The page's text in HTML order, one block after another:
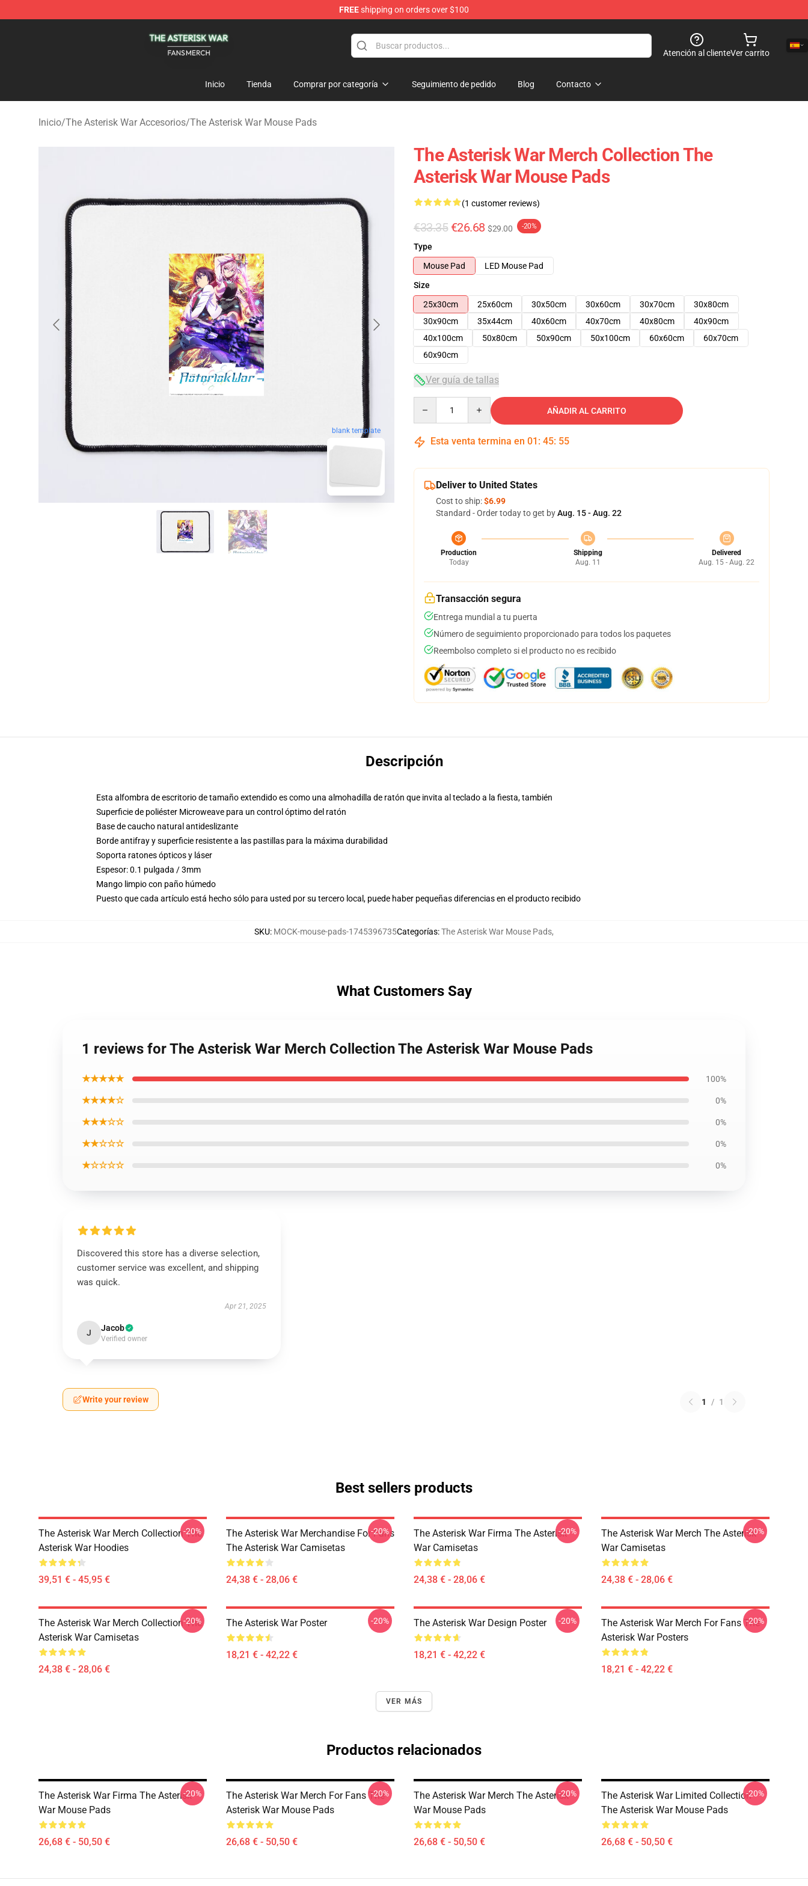
FREEshipping on orders over $100
Atención al clienteVer carrito
Inicio Tienda Comprar por categoría Seguimiento de pedido Blog Contacto
Inicio/The Asterisk War Accesorios/The Asterisk War Mouse Pads
blank template
The Asterisk War Merch Collection The
Asterisk War Mouse Pads
(1 customer reviews)
€33.35 €26.68 $29.00 -20%
Type
Mouse Pad
LED Mouse Pad
Size
25x30cm
25x60cm 30x50cm 30x60cm 30x70cm
30x80cm
30x90cm
35x44cm 40x60cm 40x70cm 40x80cm
40x90cm
40x100cm
50x80cm 50x90cm 50x100cm 60x60cm
60x70cm
60x90cm
Ver guía de tallas
AÑADIR AL CARRITO
Esta venta termina en 01 : 45: 54
Deliver to United States
Cost to ship:$6.99
Standard - Order today to get byAug. 15 - Aug. 22
Production
Today
Shipping
Aug. 11
Delivered
Aug. 15 - Aug. 22
Transacción segura
Entrega mundial a tu puerta
Número de seguimiento proporcionado para todos los paquetes
Reembolso completo si el producto no es recibido
Descripción
Esta alfombra de escritorio de tamaño extendido es como una almohadilla de ratón que invita al teclado a la fiesta, también
Superficie de poliéster Microweave para un control óptimo del ratón
Base de caucho natural antideslizante
Borde antifray y superficie resistente a las pastillas para la máxima durabilidad
Soporta ratones ópticos y láser
Espesor: 0.1 pulgada / 3mm
Mango limpio con paño húmedo
Puesto que cada artículo está hecho sólo para usted por su tercero local, puede haber pequeñas diferencias en el producto recibido
SKU: MOCK-mouse-pads-1745396735Categorías:The Asterisk War Mouse Pads,
What Customers Say
1 reviews for The Asterisk War Merch Collection The Asterisk War Mouse Pads
★★★★★ 100%
★★★★☆ 0%
★★★☆☆ 0%
★★☆☆☆ 0%
★☆☆☆☆ 0%
Discovered this store has a diverse selection,
customer service was excellent, and shipping
was quick.
Apr 21, 2025
J Jacob
Verified owner
Write your review 1 / 1
Best sellers products
The Asterisk War Merch Collection The
Asterisk War Hoodies
39,51 € - 45,95 €
-20%
The Asterisk War Merchandise For Fans
The Asterisk War Camisetas
24,38 € - 28,06 €
-20%
The Asterisk War Firma The Asterisk
War Camisetas
24,38 € - 28,06 €
-20%
The Asterisk War Merch The Asterisk
War Camisetas
24,38 € - 28,06 €
-20%
The Asterisk War Merch Collection The
Asterisk War Camisetas
24,38 € - 28,06 €
-20% The Asterisk War Poster
18,21 € - 42,22 €
-20% The Asterisk War Design Poster
18,21 € - 42,22 €
-20%
The Asterisk War Merch For Fans The
Asterisk War Posters
18,21 € - 42,22 €
-20%
VER MÁS
Productos relacionados
The Asterisk War Firma The Asterisk
War Mouse Pads
26,68 € - 50,50 €
-20%
The Asterisk War Merch For Fans The
Asterisk War Mouse Pads
26,68 € - 50,50 €
-20%
The Asterisk War Merch The Asterisk
War Mouse Pads
26,68 € - 50,50 €
-20%
The Asterisk War Limited Collection
The Asterisk War Mouse Pads
26,68 € - 50,50 €
-20%